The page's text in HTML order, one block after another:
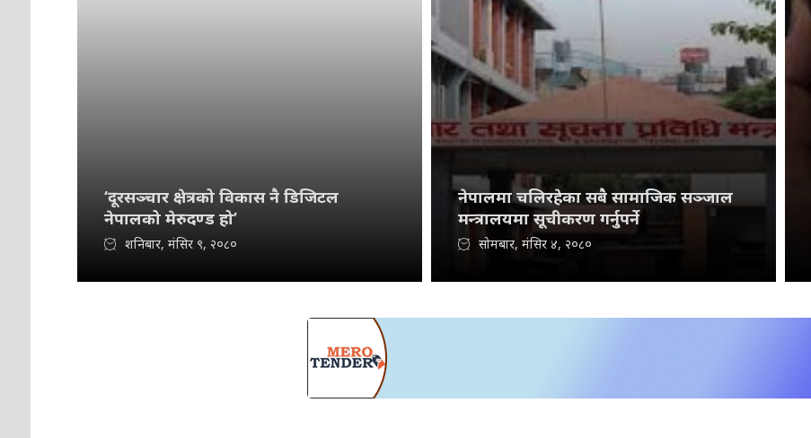
‘दूरसञ्चार क्षेत्रको विकास नै डिजिटल
नेपालको मेरुदण्ड हो’
शनिबार, मंसिर ९, २०८०
नेपालमा चलिरहेका सबै सामाजिक सञ्जाल
मन्त्रालयमा सूचीकरण गर्नुपर्ने
सोमबार, मंसिर ४, २०८०